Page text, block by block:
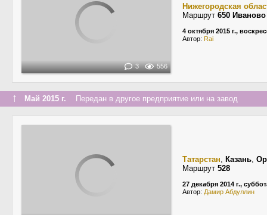
3 556
Нижегородская
Маршрут 650
4 октября 2015 г.,
Автор: Rai
↑ Май 2015 г. Передан в другое предприятие или на завод
Татарстан, Казань,
Маршрут 528
27 декабря 2014 г.,
Автор: Дамир Абдуллин